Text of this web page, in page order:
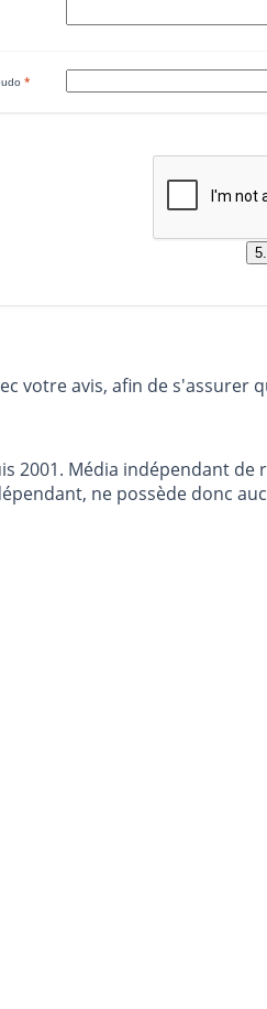
*
votre avis, afin de
2001. Média indépendant
ne possède donc